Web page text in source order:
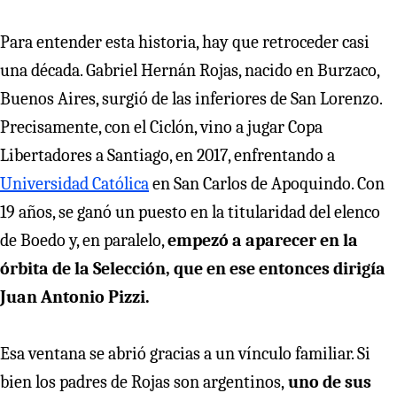
Para entender esta historia, hay que retroceder casi
una década. Gabriel Hernán Rojas, nacido en Burzaco,
Buenos Aires, surgió de las inferiores de San Lorenzo.
Precisamente, con el Ciclón, vino a jugar Copa
Libertadores a Santiago, en 2017, enfrentando a
Universidad Católicaen San Carlos de Apoquindo. Con
19 años, se ganó un puesto en la titularidad del elenco
de Boedo y, en paralelo,empezó a aparecer en la
órbita de la Selección, que en ese entonces dirigía
Juan Antonio Pizzi.
Esa ventana se abrió gracias a un vínculo familiar. Si
bien los padres de Rojas son argentinos,uno de sus